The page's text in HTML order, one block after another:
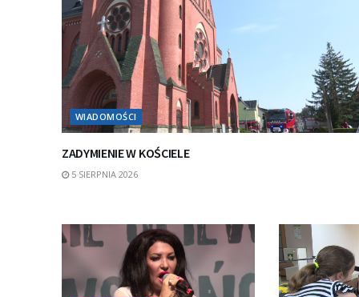
WIADOMOŚCI
ZADYMIENIE W KOŚCIELE
5 SIERPNIA 2026